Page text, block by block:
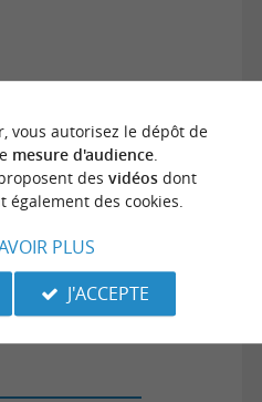
vous autorisez le dépôt de
mesure d'audience.
des vidéosdont
des cookies.
PLUS
J'ACCEPTE